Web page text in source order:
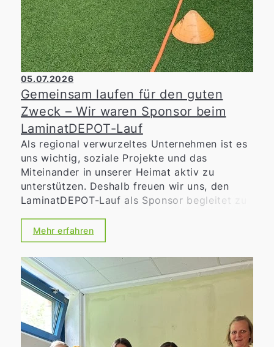
05.07.2026
Gemeinsam laufen für den guten
Zweck – Wir waren Sponsor beim
LaminatDEPOT-Lauf
Als regional verwurzeltes Unternehmen ist es
uns wichtig, soziale Projekte und das
Miteinander in unserer Heimat aktiv zu
unterstützen. Deshalb freuen wir uns, den
LaminatDEPOT-Lauf als Sponsor begleitet zu
sportliche Herausforderung mit sozialem
Engagement. Ob beim 10-Kilometer-
Hauptlauf, dem Volkslauf, den Walking-
Strecken oder den Bambini- und
Schülerläufen – jeder gelaufene Kilometer
stand im Zeichen des guten Zwecks.
Sämtliche Einnahmen aus den Startgeldern
sowie zusätzliche Sponsorengelder kommen
vollständig regionalen sozialen Einrichtungen
Mehr erfahren